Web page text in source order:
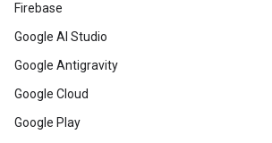
Firebase
Google AI Studio
Google Antigravity
Google Cloud
Google Play